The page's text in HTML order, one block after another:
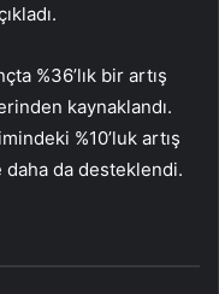
%36’lık bir artış
kaynaklandı.
%10’luk artış
da desteklendi.